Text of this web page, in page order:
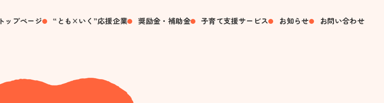
トップページ “とも×いく”応援企業 奨励金・補助金 子育て支援サービス お知らせ お問い合わせ